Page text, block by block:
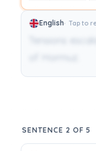
English Tap to
SENTENCE 2 OF 5